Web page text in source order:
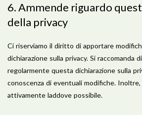
6. Ammende riguardo
della privacy
Ci riserviamo il diritto di apportare
dichiarazione sulla privacy. Si raccomanda
regolarmente questa dichiarazione sulla
conoscenza di eventuali modifiche.
attivamente laddove possibile.